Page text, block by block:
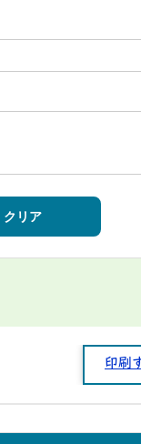
印刷